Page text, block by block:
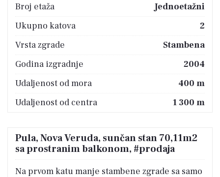
Broj etaža
Jednoetažni
Ukupno katova
2
Vrsta zgrade
Stambena
Godina izgradnje
2004
Udaljenost od mora
400 m
Udaljenost od centra
1 300 m
Pula, Nova Veruda, sunčan stan 70,11m2
sa prostranim balkonom, #prodaja
Na prvom katu manje stambene zgrade sa samo